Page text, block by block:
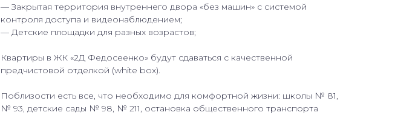
— Закрытая территория внутреннего двора «без машин» с системой
контроля доступа и видеонаблюдением;
— Детские площадки для разных возрастов;
Квартиры в ЖК «2Д Федосеенко» будут сдаваться с качественной
предчистовой отделкой (white box).
Поблизости есть все, что необходимо для комфортной жизни: школы № 81,
№ 93, детские сады № 98, № 211, остановка общественного транспорта